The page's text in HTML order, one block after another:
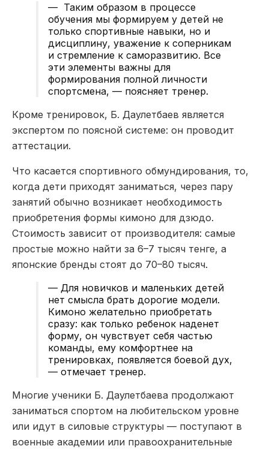
— Таким образом в процессе
обучения мы формируем у детей не
только спортивные навыки, но и
дисциплину, уважение к соперникам
и стремление к саморазвитию. Все
эти элементы важны для
формирования полной личности
спортсмена, — поясняет тренер.
Кроме тренировок, Б. Даулетбаев является
экспертом по поясной системе: он проводит
аттестации.
Что касается спортивного обмундирования, то,
когда дети приходят заниматься, через пару
занятий обычно возникает необходимость
приобретения формы кимоно для дзюдо.
Стоимость зависит от производителя: самые
простые можно найти за 6–7 тысяч тенге, а
японские бренды стоят до 70–80 тысяч.
— Для новичков и маленьких детей
нет смысла брать дорогие модели.
Кимоно желательно приобретать
сразу: как только ребенок наденет
форму, он чувствует себя частью
команды, ему комфортнее на
тренировках, появляется боевой дух,
— отмечает тренер.
Многие ученики Б. Даулетбаева продолжают
заниматься спортом на любительском уровне
или идут в силовые структуры — поступают в
военные академии или правоохранительные